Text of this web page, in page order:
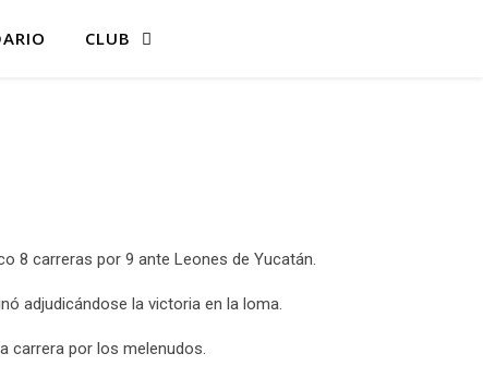
CLUB
8 carreras por 9 ante Leones de Yucatán.
adjudicándose la victoria en la loma.
carrera por los melenudos.